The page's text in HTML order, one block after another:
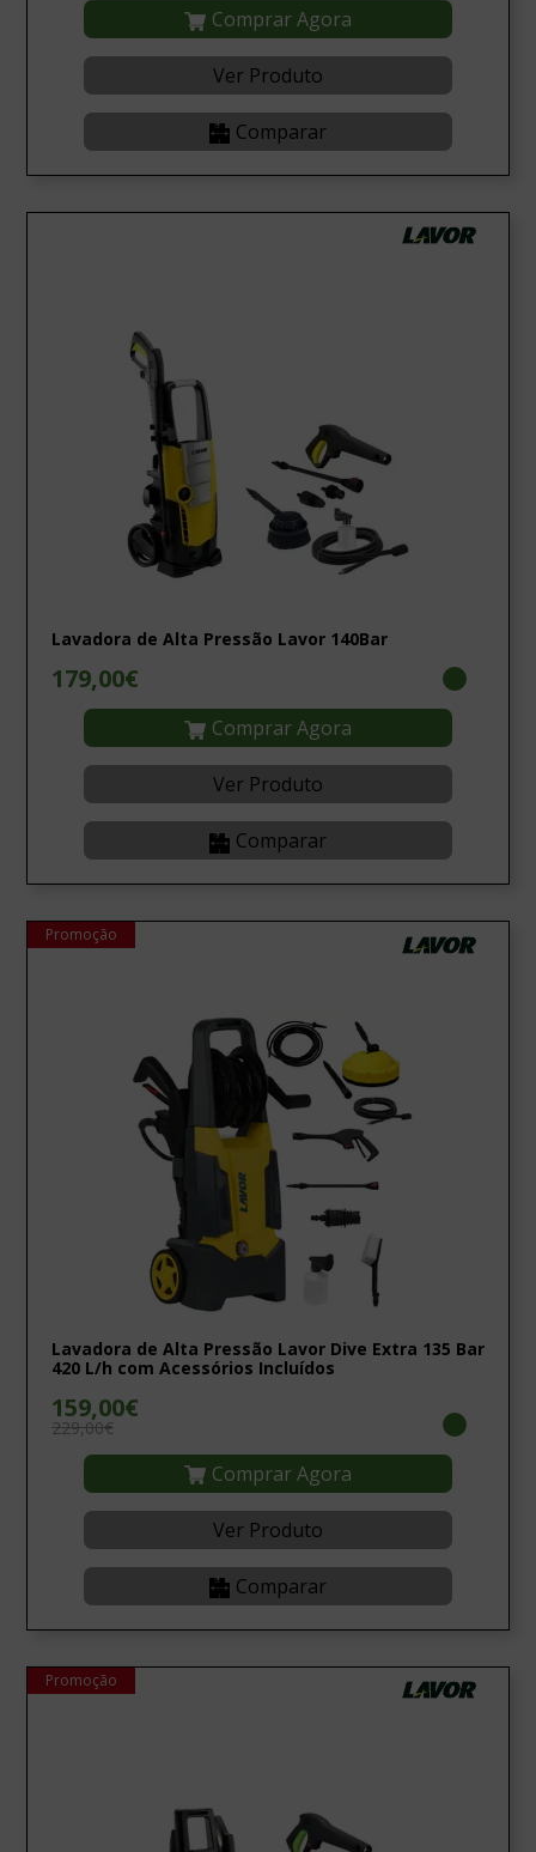
Comprar Agora
Ver Produto
Comparar
Lavadora de Alta Pressão Lavor 140Bar
179,00€
Comprar Agora
Ver Produto
Comparar
Promoção
Lavadora de Alta Pressão Lavor Dive Extra 135 Bar
420 L/h com Acessórios Incluídos
159,00€
229,00€
Comprar Agora
Ver Produto
Comparar
Promoção